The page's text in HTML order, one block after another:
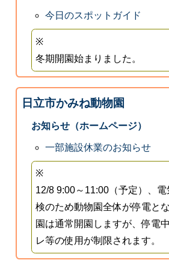
今日のスポットガイド
※
冬期開園始まりました。
日立市かみね動物園
お知らせ（ホームページ）
一部施設休業のお知らせ
※
12/8 9:00～11:00（予定）、
検のため動物園全体が停電と
園は通常開園しますが、停電
レ等の使用が制限されます。